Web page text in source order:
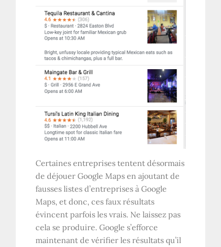
Certaines entreprises tentent désormais
de déjouer Google Maps en ajoutant de
fausses listes d’entreprises à Google
Maps, et donc, ces faux résultats
évincent parfois les vrais. Ne laissez pas
cela se produire. Google s’efforce
maintenant de vérifier les résultats qu’il